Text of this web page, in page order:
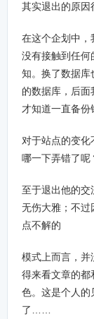
其实退出的原因
在这个企划中，
没有接触到任何
知。换了数据库
的数据库，后
才知道一直备份
对于站点的变
哪一下弄错了呢
至于退出他的交
无伤大雅；不过
点不解的
模式上而言，并
得来看文章的都
色。这是个人的
了……